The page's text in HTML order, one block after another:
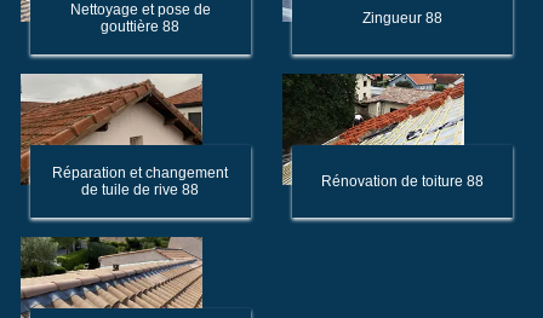
Nettoyage et pose de
gouttière 88
Zingueur 88
Réparation et changement
de tuile de rive 88
Rénovation de toiture 88